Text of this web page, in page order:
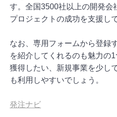
す。全国3500社以上の開発会
プロジェクトの成功を支援し
なお、専用フォームから登録
を紹介してくれるのも魅力の
獲得したい、新規事業を少し
も利用しやすいでしょう。
発注ナビ